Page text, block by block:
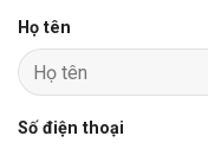
Họ tên
Số điện thoại